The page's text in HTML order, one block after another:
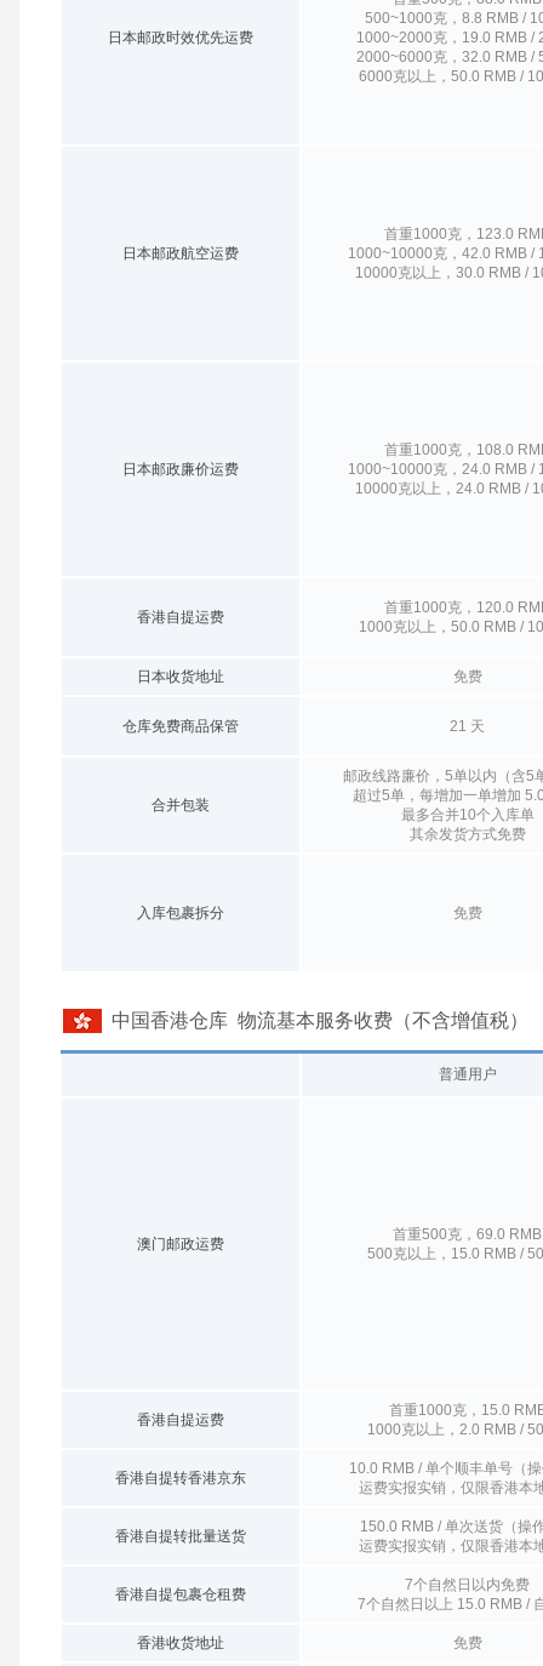
日本邮政时效优先运费
500~1000克，8.8 RMB /
1000~2000克，19.0 RMB /
2000~6000克，32.0 RMB /
6000克以上，50.0 RMB /
日本邮政航空运费
首重1000克，123.0
1000~10000克，42.0 RMB /
10000克以上，30.0 RMB /
日本邮政廉价运费
首重1000克，108.0
1000~10000克，24.0 RMB /
10000克以上，24.0 RMB /
香港自提运费
首重1000克，120.0
1000克以上，50.0 RMB /
日本收货地址 免费
仓库免费商品保管 21 天
合并包装
邮政线路廉价，5单以内（含5
超过5单，每增加一单增加
最多合并10个入库单
其余发货方式免费
入库包裹拆分 免费
中国香港仓库 物流基本服务收费（不含增值税）
普通用户
澳门邮政运费
首重500克，69.0 RMB
500克以上，15.0 RMB /
香港自提运费
首重1000克，15.0
1000克以上，2.0 RMB /
香港自提转香港京东
10.0 RMB / 单个顺丰单号（
运费实报实销，仅限香港本
香港自提转批量送货
150.0 RMB / 单次送货（操
运费实报实销，仅限香港本
香港自提包裹仓租费
7个自然日以内免费
7个自然日以上 15.0 RMB /
香港收货地址 免费